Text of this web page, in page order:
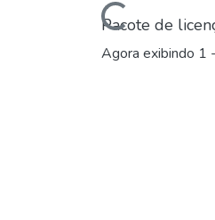
Carregando...
Pacote de
Agora exibindo 1